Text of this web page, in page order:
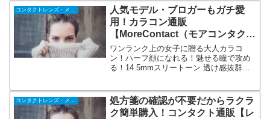
け。ウェブサイトはもちろん、オーダー
確認メール、お客様からの問い合わせメ
ール等、すべて日本語で対応。
人気モデル・ブロガーもガチ愛
用！カラコン通販
【MoreContact（モアコンタク
ト）】
ワンランク上の女子に贈る大人カラコ
ン！ハーフ顔になれる！魅せる瞳で攻め
る！14.5mmスリートーン 透け感抜群の
ンブランドが【モアコン】にはズラリ♪発
送スピード、ユーザーサポートも高評価
コンタクトレンズ・メガネ
処方箋の確認が不要だからラクラ
ク簡単購入！コンタクト通販【レ